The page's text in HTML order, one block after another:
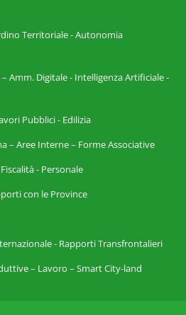
Territoriale - Autonomia
Amm. Digitale - Intelligenza Artificiale -
Pubblici - Edilizia
– Aree Interne – Forme Associative
- Personale
con le Province
- Rapporti Transfrontalieri
– Lavoro – Smart City-land